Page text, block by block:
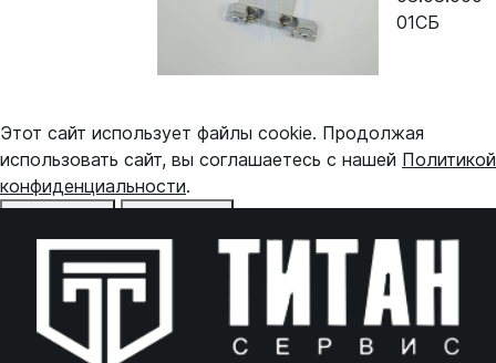
01СБ
Этот сайт использует файлы cookie. Продолжая
использовать сайт, вы соглашаетесь с нашей Политикой
конфиденциальности.
Online чат